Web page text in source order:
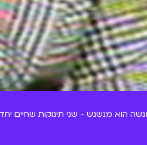
מנשה הוא מנשנש - שני תינוקות